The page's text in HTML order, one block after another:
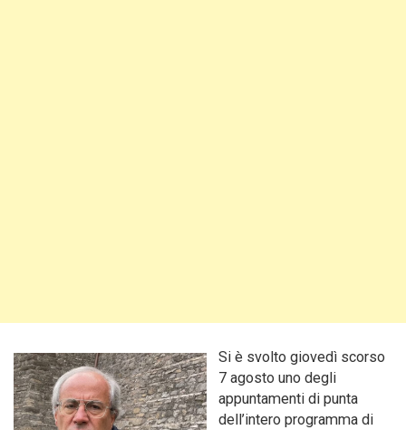
Si è svolto giovedì scorso
7 agosto uno degli
appuntamenti di punta
dell’intero programma di